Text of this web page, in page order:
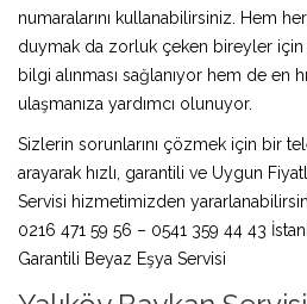
numaralarını kullanabilirsiniz. Hem
duymak da zorluk çeken bireyler için
bilgi alınması sağlanıyor hem de en
ulaşmanıza yardımcı olunuyor.
Sizlerin sorunlarını çözmek için bir
arayarak hızlı, garantili ve Uygun
Servisi hizmetimizden
0216 471 59 56 – 0541 359 44 43
Garantili Beyaz Eşya Servisi